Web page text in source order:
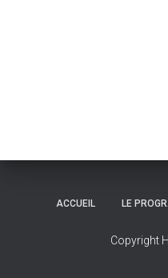
ACCUEIL LE
Copyright